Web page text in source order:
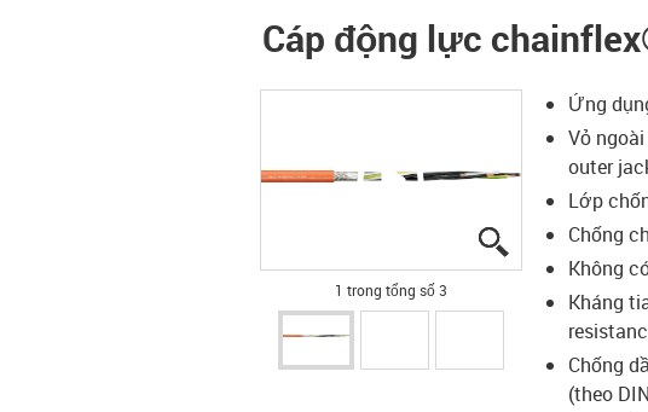
Cáp động lực
igus-icon-lupe
igus-icon-lupe
igus-icon-lupe
1 trong tổng số 3
Ứng
Vỏ
outer
Lớp
Chống
Không
Kháng
Chống
(theo